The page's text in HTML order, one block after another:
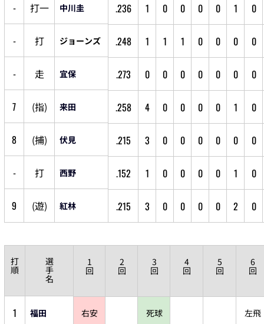
- 打一 中川圭 .236 1 0 0 0 0 1 0
- 打 ジョーンズ .248 1 1 1 0 0 0 0
- 走 宜保 .273 0 0 0 0 0 0 0
7 (指) 来田 .258 4 0 0 0 0 1 0
8 (捕) 伏見 .215 3 0 0 0 0 0 0
- 打 西野 .152 1 0 0 0 0 1 0
9 (遊) 紅林 .215 3 0 0 0 0 2 0
打
順
選
手
名
1
回
2
回
3
回
4
回
5
回
6
回
1 福田 右安 死球 左飛